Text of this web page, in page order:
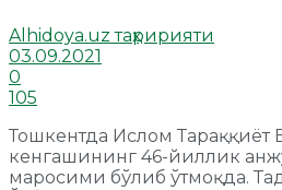
Alhidoya.uz таҳририяти
03.09.2021
0
105
Тошкентда Ислом Тараққиёт
кенгашининг 46-йиллик
маросими бўлиб ўтмоқда.